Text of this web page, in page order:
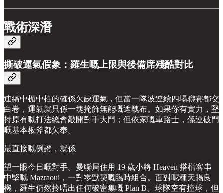
戰術深潛
撕破運氣假象：羅生嘅上限與後備席殘酷對比
連續中楣中柱的確係欠缺運氣，但當一隊波連續四場聯賽都交
白卷，運氣就只係一塊掩飾無能嘅遮醜布。如果你有實力，堅
持原有嘅打法總會敲開對手大門；但依家嘅車路士，係連破門
嘅基本板斧都欠奉。
最直接嘅例證，就係
望一眼今日嘅對手。曼聯局住用 19 歲小將 Heaven 搭檔客串
中堅嘅 Mazraoui，一對零默契嘅臨時組合。面對呢種天賜良
機，羅生仍然拎唔出任何破密集嘅 Plan B。球隊空有控球，但